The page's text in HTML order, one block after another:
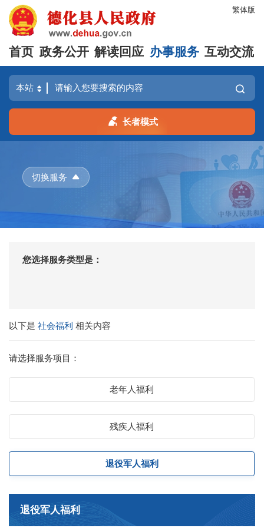
繁体版
首页 政务公开 解读回应 办事服务 互动交流
长者模式
切换服务
您选择服务类型是：
以下是社会福利相关内容
请选择服务项目：
老年人福利
残疾人福利
退役军人福利
退役军人福利